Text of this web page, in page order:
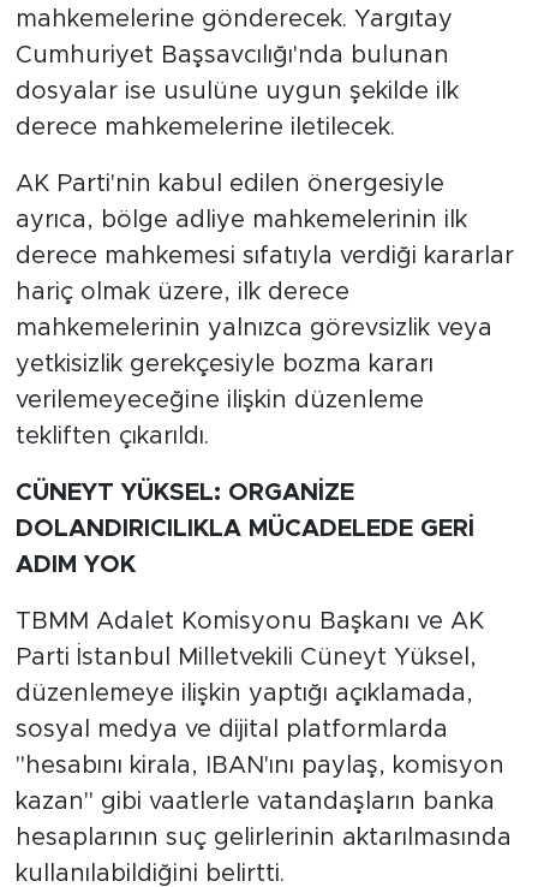
mahkemelerine gönderecek. Yargıtay
Cumhuriyet Başsavcılığı'nda bulunan
dosyalar ise usulüne uygun şekilde ilk
derece mahkemelerine iletilecek.
AK Parti'nin kabul edilen önergesiyle
ayrıca, bölge adliye mahkemelerinin ilk
derece mahkemesi sıfatıyla verdiği kararlar
hariç olmak üzere, ilk derece
mahkemelerinin yalnızca görevsizlik veya
yetkisizlik gerekçesiyle bozma kararı
verilemeyeceğine ilişkin düzenleme
tekliften çıkarıldı.
CÜNEYT YÜKSEL: ORGANİZE
DOLANDIRICILIKLA MÜCADELEDE GERİ
ADIM YOK
TBMM Adalet Komisyonu Başkanı ve AK
Parti İstanbul Milletvekili Cüneyt Yüksel,
düzenlemeye ilişkin yaptığı açıklamada,
sosyal medya ve dijital platformlarda
"hesabını kirala, IBAN'ını paylaş, komisyon
kazan" gibi vaatlerle vatandaşların banka
hesaplarının suç gelirlerinin aktarılmasında
kullanılabildiğini belirtti.